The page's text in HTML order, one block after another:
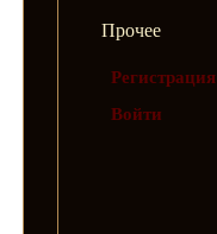
Прочее
Регистрация
Войти